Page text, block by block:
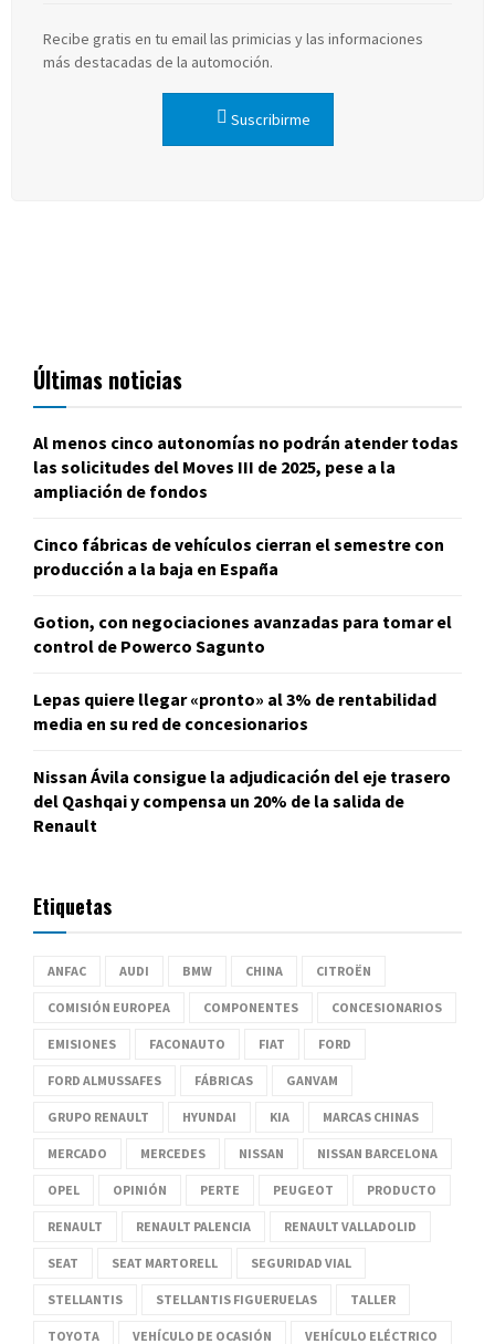
Recibe gratis en tu email las primicias y las informaciones
más destacadas de la automoción.
Suscribirme
Últimas noticias
Al menos cinco autonomías no podrán atender todas
las solicitudes del Moves III de 2025, pese a la
ampliación de fondos
Cinco fábricas de vehículos cierran el semestre con
producción a la baja en España
Gotion, con negociaciones avanzadas para tomar el
control de Powerco Sagunto
Lepas quiere llegar «pronto» al 3% de rentabilidad
media en su red de concesionarios
Nissan Ávila consigue la adjudicación del eje trasero
del Qashqai y compensa un 20% de la salida de
Renault
Etiquetas
ANFAC AUDI BMW CHINA CITROËN
COMISIÓN EUROPEA COMPONENTES CONCESIONARIOS
EMISIONES FACONAUTO FIAT FORD
FORD ALMUSSAFES FÁBRICAS GANVAM
GRUPO RENAULT HYUNDAI KIA MARCAS CHINAS
MERCADO MERCEDES NISSAN NISSAN BARCELONA
OPEL OPINIÓN PERTE PEUGEOT PRODUCTO
RENAULT RENAULT PALENCIA RENAULT VALLADOLID
SEAT SEAT MARTORELL SEGURIDAD VIAL
STELLANTIS STELLANTIS FIGUERUELAS TALLER
TOYOTA VEHÍCULO DE OCASIÓN VEHÍCULO ELÉCTRICO